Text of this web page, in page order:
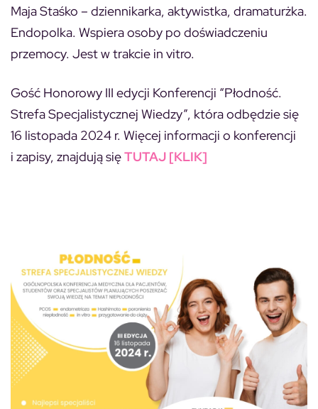
Maja Staśko – dziennikarka, aktywistka, dramaturżka.
Endopolka. Wspiera osoby po doświadczeniu
przemocy. Jest w trakcie in vitro.
Gość Honorowy III edycji Konferencji “Płodność.
Strefa Specjalistycznej Wiedzy”, która odbędzie się
16 listopada 2024 r. Więcej informacji o konferencji
i zapisy, znajdują sięTUTAJ [KLIK]